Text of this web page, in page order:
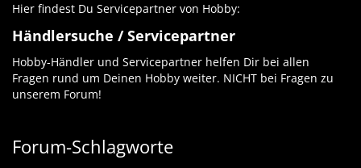
Hier findest Du Servicepartner von Hobby:
Händlersuche / Servicepartner
Hobby-Händler und Servicepartner helfen Dir bei allen
Fragen rund um Deinen Hobby weiter. NICHT bei Fragen zu
unserem Forum!
Forum-Schlagworte